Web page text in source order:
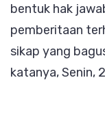
bentuk hak
pemberitaan
sikap yang
katanya, Senin,